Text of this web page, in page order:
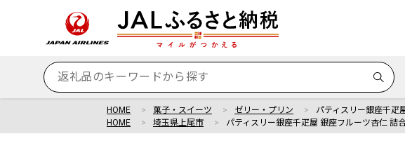
HOME 菓子・スイーツ ゼリー・プリン パティスリー銀座千疋
HOME
埼玉県上尾市 パティスリー銀座千疋屋 銀座フルーツ杏仁 詰